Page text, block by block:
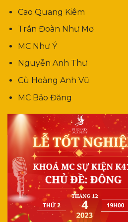
Cao Quang Kiêm
Trần Đoàn Như Mơ
MC Như Ý
Nguyễn Anh Thư
Cù Hoàng Anh Vũ
MC Bảo Đăng